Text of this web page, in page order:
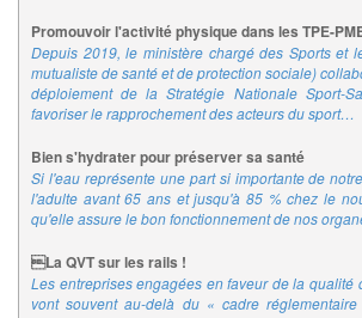
Promouvoir l'activité physique dans les TPE-
Depuis 2019, le ministère chargé des Sports et
mutualiste de santé et de protection sociale)
déploiement de la Stratégie Nationale Sport-
favoriser le rapprochement des acteurs du sport…
Bien s'hydrater pour préserver sa santé
Si l'eau représente une part si importante de
l'adulte avant 65 ans et jusqu'à 85 % chez le
qu'elle assure le bon fonctionnement de nos
La QVT sur les rails !
Les entreprises engagées en faveur de la qualité
vont souvent au-delà du « cadre